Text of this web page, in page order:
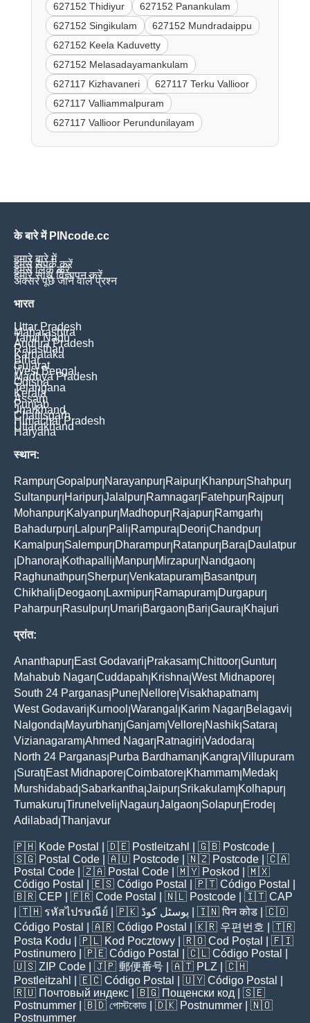
627152 Thidiyur
627152 Panankulam
627152 Singikulam
627152 Mundradaippu
627152 Keela Kaduvetty
627152 Melasadayamankulam
627117 Kizhavaneri
627117 Terku Vallioor
627117 Valliammalpuram
627117 Vallioor Perundunilayam
के बारे में PINcode.cc
हमारे बारे में
हमसे संपर्क करें
हमसे लिंक करें
हमारे साथ विज्ञापन करें
अक्सर पूछे जाने वाले प्रश्न
भारत
Uttar Pradesh
Maharashtra
Tamil Nadu
Andhra Pradesh
Rajasthan
Karnataka
Bihar
Gujarat
West Bengal
Madhya Pradesh
Odisha
Telangana
Kerala
Assam
Punjab
Jharkhand
Chattisgarh
Himachal Pradesh
Uttarakhand
Haryana
स्थान:
Rampur Gopalpur Narayanpur Raipur Khanpur Shahpur
Sultanpur Haripur Jalalpur Ramnagar Fatehpur Rajpur
Mohanpur Kalyanpur Madhopur Rajapur Ramgarh
Bahadurpur Lalpur Pali Rampura Deori Chandpur
Kamalpur Salempur Dharampur Ratanpur Bara Daulatpur
Dhanora Kothapalli Manpur Mirzapur Nandgaon
Raghunathpur Sherpur Venkatapuram Basantpur
Chikhali Deogaon Laxmipur Ramapuram Durgapur
Paharpur Rasulpur Umari Bargaon Bari Gaura Khajuri
प्रांत:
Ananthapur East Godavari Prakasam Chittoor Guntur
Mahabub Nagar Cuddapah Krishna West Midnapore
South 24 Parganas Pune Nellore Visakhapatnam
West Godavari Kurnool Warangal Karim Nagar Belagavi
Nalgonda Mayurbhanj Ganjam Vellore Nashik Satara
Vizianagaram Ahmed Nagar Ratnagiri Vadodara
North 24 Parganas Purba Bardhaman Kangra Villupuram
Surat| East Midnapore Coimbatore Khammam Medak
Murshidabad Sabarkantha Jaipur Srikakulam Kolhapur
Tumakuru Tirunelveli Nagaur Jalgaon Solapur Erode
Adilabad Thanjavur
🇵🇭 Kode Postal | 🇩🇪 Postleitzahl | 🇬🇧 Postcode
🇸🇬 Postal Code | 🇦🇺 Postcode | 🇳🇿 Postcode | 🇨🇦
Postal Code | 🇿🇦 Postal Code | 🇲🇾 Poskod
| 🇲🇽
Código Postal
| 🇪🇸 Código Postal | 🇵🇹 Código Postal
🇧🇷 CEP | 🇫🇷 Code Postal | 🇳🇱 Postcode | 🇮🇹 CAP
| 🇹🇭 รหัสไปรษณีย์ | 🇵🇰 پوسٹل کوڈ | 🇮🇳पिन कोड | 🇨🇴
Código Postal
| 🇦🇷 Código Postal | 🇰🇷 우편번호
| 🇹🇷
Posta Kodu | 🇵🇱 Kod Pocztowy | 🇷🇴 Cod Poștal
| 🇫🇮
Postinumero | 🇵🇪 Código Postal | 🇨🇱 Código Postal
🇺🇸 ZIP Code | 🇯🇵 郵便番号 | 🇦🇹 PLZ | 🇨🇭
Postleitzahl
| 🇪🇨 Código Postal | 🇺🇾 Código Postal
🇷🇺 Почтовый индекс | 🇧🇬 Пощенски код | 🇸🇪
Postnummer | 🇧🇩 পোস্টকোড | 🇩🇰 Postnummer | 🇳🇴
Postnummer